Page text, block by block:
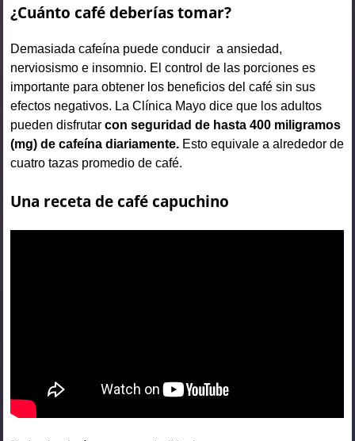
¿Cuánto café deberías tomar?
Demasiada cafeína puede conducir a ansiedad,
nerviosismo e insomnio. El control de las porciones es
importante para obtener los beneficios del café sin sus
efectos negativos. La Clínica Mayo dice que los adultos
pueden disfrutarcon seguridad de hasta 400 miligramos
(mg) de cafeína diariamente. Esto equivale a alrededor de
cuatro tazas promedio de café.
Una receta de café capuchino